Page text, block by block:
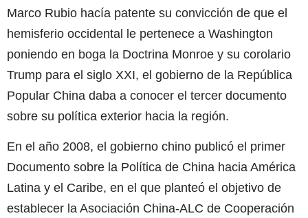
Marco Rubio hacía patente su convicción de que el
hemisferio occidental le pertenece a Washington
poniendo en boga la Doctrina Monroe y su corolario
Trump para el siglo XXI, el gobierno de la República
Popular China daba a conocer el tercer documento
sobre su política exterior hacia la región.
En el año 2008, el gobierno chino publicó el primer
Documento sobre la Política de China hacia América
Latina y el Caribe, en el que planteó el objetivo de
establecer la Asociación China-ALC de Cooperación